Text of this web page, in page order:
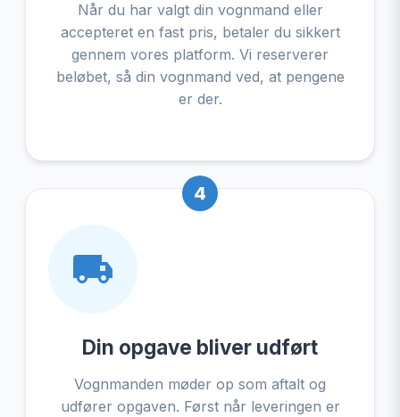
Når du har valgt din vognmand eller
accepteret en fast pris, betaler du sikkert
gennem vores platform. Vi reserverer
beløbet, så din vognmand ved, at pengene
er der.
4
Din opgave bliver udført
Vognmanden møder op som aftalt og
udfører opgaven. Først når leveringen er